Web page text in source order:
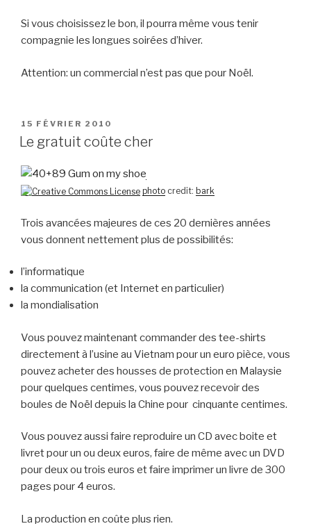
Si vous choisissez le bon, il pourra même vous tenir
compagnie les longues soirées d’hiver.
Attention: un commercial n’est pas que pour Noël.
PUBLIÉ
LE
15 FÉVRIER 2010
Le gratuit coûte cher
photo credit: bark
Trois avancées majeures de ces 20 dernières années
vous donnent nettement plus de possibilités:
l’informatique
la communication (et Internet en particulier)
la mondialisation
Vous pouvez maintenant commander des tee-shirts
directement à l’usine au Vietnam pour un euro pièce, vous
pouvez acheter des housses de protection en Malaysie
pour quelques centimes, vous pouvez recevoir des
boules de Noël depuis la Chine pour cinquante centimes.
Vous pouvez aussi faire reproduire un CD avec boite et
livret pour un ou deux euros, faire de même avec un DVD
pour deux ou trois euros et faire imprimer un livre de 300
pages pour 4 euros.
La production en coûte plus rien.